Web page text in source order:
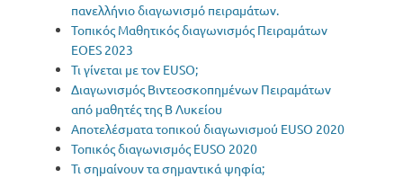
πανελλήνιο διαγωνισμό πειραμάτων.
Τοπικός Μαθητικός διαγωνισμός Πειραμάτων
EOES 2023
Τι γίνεται με τον EUSO;
Διαγωνισμός Βιντεοσκοπημένων Πειραμάτων
από μαθητές της Β Λυκείου
Αποτελέσματα τοπικού διαγωνισμού EUSO 2020
Τοπικός διαγωνισμός EUSO 2020
Τι σημαίνουν τα σημαντικά ψηφία;